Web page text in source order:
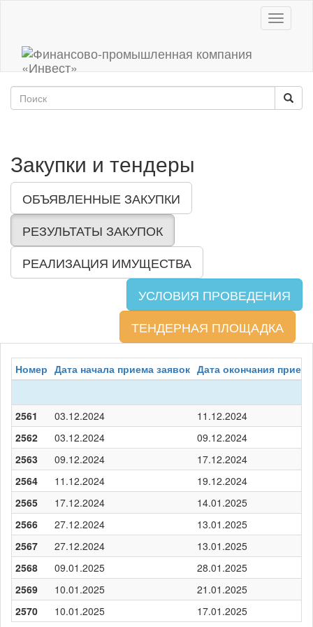
Toggle
Закупки и тендеры
ОБЪЯВЛЕННЫЕ ЗАКУПКИ
РЕЗУЛЬТАТЫ ЗАКУПОК
РЕАЛИЗАЦИЯ ИМУЩЕСТВА
УСЛОВИЯ ПРОВЕДЕНИЯ
ТЕНДЕРНАЯ ПЛОЩАДКА
Номер Дата начала приема заявок Дата окончания
2561 03.12.2024
11.12.2024
2562
03.12.2024
09.12.2024
2563
09.12.2024
17.12.2024
2564
11.12.2024
19.12.2024
2565
17.12.2024
14.01.2025
2566
27.12.2024
13.01.2025
2567
27.12.2024
13.01.2025
2568
09.01.2025
28.01.2025
2569
10.01.2025
21.01.2025
2570
10.01.2025 17.01.2025